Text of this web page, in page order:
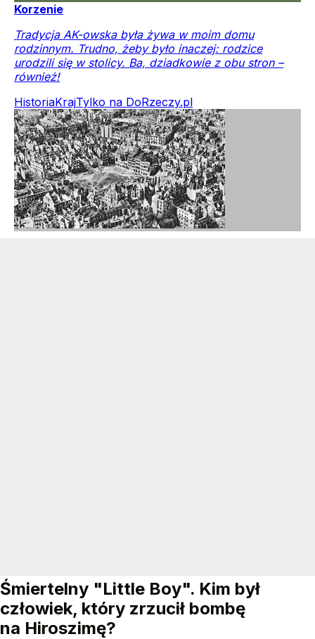
Korzenie
Tradycja AK-owska była żywa w moim domu
rodzinnym. Trudno, żeby było inaczej: rodzice
urodzili się w stolicy. Ba, dziadkowie z obu stron –
również!
HistoriaKrajTylko na DoRzeczy.pl
Śmiertelny "Little Boy". Kim był
człowiek, który zrzucił bombę
na Hiroszimę?